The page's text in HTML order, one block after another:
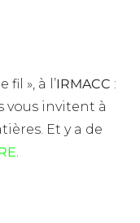
fil », à l’IRMACC :
vous invitent à
Et y a de